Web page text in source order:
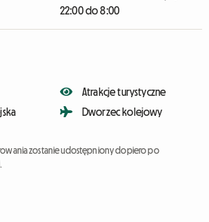
22:00 do 8:00
Atrakcje turystyczne
Dworzec kolejowy
zostanie udostępniony dopiero po